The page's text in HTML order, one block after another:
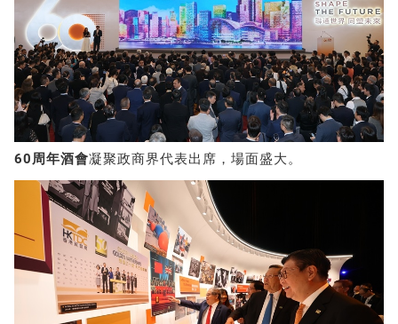
60周年酒會凝聚政商界代表出席，場面盛大。